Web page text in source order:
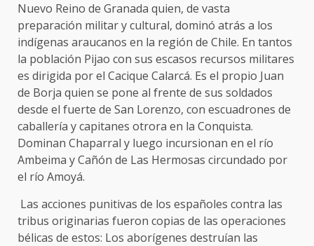
Nuevo Reino de Granada quien, de vasta
preparación militar y cultural, dominó atrás a los
indígenas araucanos en la región de Chile. En tantos
la población Pijao con sus escasos recursos militares
es dirigida por el Cacique Calarcá. Es el propio Juan
de Borja quien se pone al frente de sus soldados
desde el fuerte de San Lorenzo, con escuadrones de
caballería y capitanes otrora en la Conquista.
Dominan Chaparral y luego incursionan en el río
Ambeima y Cañón de Las Hermosas circundado por
el río Amoyá.
Las acciones punitivas de los españoles contra las
tribus originarias fueron copias de las operaciones
bélicas de estos: Los aborígenes destruían las